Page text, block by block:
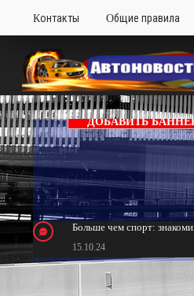
Контакты Общие правила
ДОБАВИТЬ
Больше чем спорт:
15.10.24
Тюнинг Mitsubishi